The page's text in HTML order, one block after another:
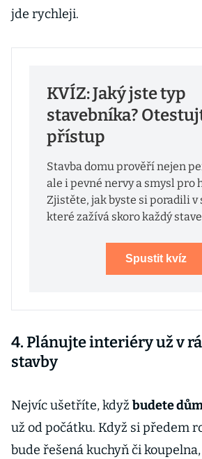
jde rychleji.
KVÍZ: Jaký jste typ
stavebníka?
přístup
Stavba domu prověří nejen
ale i pevné nervy a smysl pro
Zjistěte, jak byste si poradili v
které zažívá skoro každý
Spustit kvíz
4. Plánujte interiéry už v
stavby
Nejvíc ušetříte, když budete
už od počátku. Když si předem
bude řešená kuchyň či